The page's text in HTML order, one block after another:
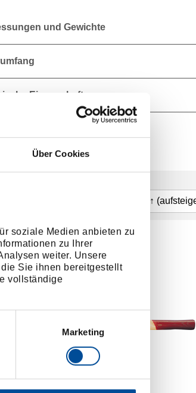
Über Cookies
soziale Medien anbieten zu
zu Ihrer
weiter. Unsere
Sie ihnen bereitgestellt
vollständige
Marketing
und Gewichte
Eigenschaften